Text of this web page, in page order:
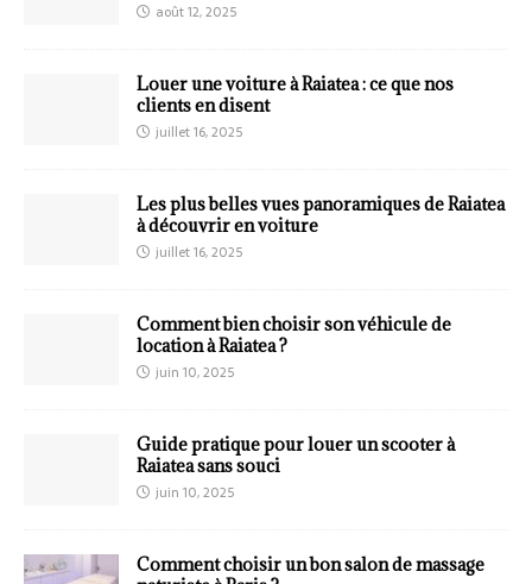
août 12, 2025
Louer une voiture à Raiatea : ce que nos
clients en disent
juillet 16, 2025
Les plus belles vues panoramiques de Raiatea
à découvrir en voiture
juillet 16, 2025
Comment bien choisir son véhicule de
location à Raiatea ?
juin 10, 2025
Guide pratique pour louer un scooter à
Raiatea sans souci
juin 10, 2025
Comment choisir un bon salon de massage